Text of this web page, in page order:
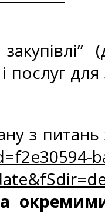
послуг
з питань